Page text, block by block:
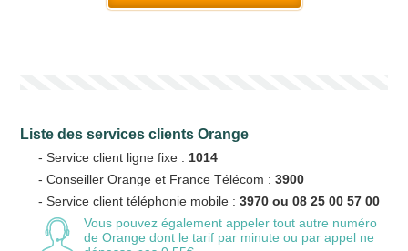
Vos crédits
Liste des services clients Orange
- Service client ligne fixe : 1014
- Conseiller Orange et France Télécom :3900
- Service client téléphonie mobile :3970 ou 08 25 00 57 00
Vous pouvez également appeler tout autre numéro
de Orange dont le tarif par minute ou par appel ne